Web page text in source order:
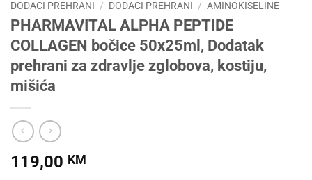
DODACI PREHRANI / DODACI PREHRANI / AMINOKISELINE
PHARMAVITAL ALPHA PEPTIDE
COLLAGEN bočice 50x25ml, Dodatak
prehrani za zdravlje zglobova, kostiju,
mišića
119,00 KM